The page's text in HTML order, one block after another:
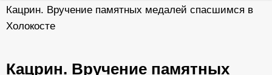
Кацрин. Вручение памятных медалей спасшимся в
Холокосте
Кацрин. Вручение памятных